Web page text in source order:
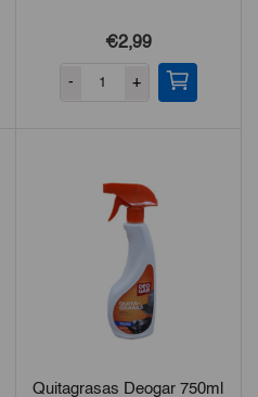
€2,99
- +
Quitagrasas Deogar 750ml